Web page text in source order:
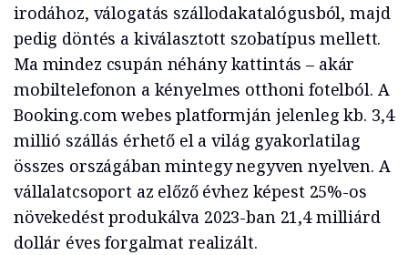
irodához, válogatás szállodakatalógusból, majd
pedig döntés a kiválasztott szobatípus mellett.
Ma mindez csupán néhány kattintás – akár
mobiltelefonon a kényelmes otthoni fotelból. A
Booking.com webes platformján jelenleg kb. 3,4
millió szállás érhető el a világ gyakorlatilag
összes országában mintegy negyven nyelven. A
vállalatcsoport az előző évhez képest 25%-os
növekedést produkálva 2023-ban 21,4 milliárd
dollár éves forgalmat realizált.